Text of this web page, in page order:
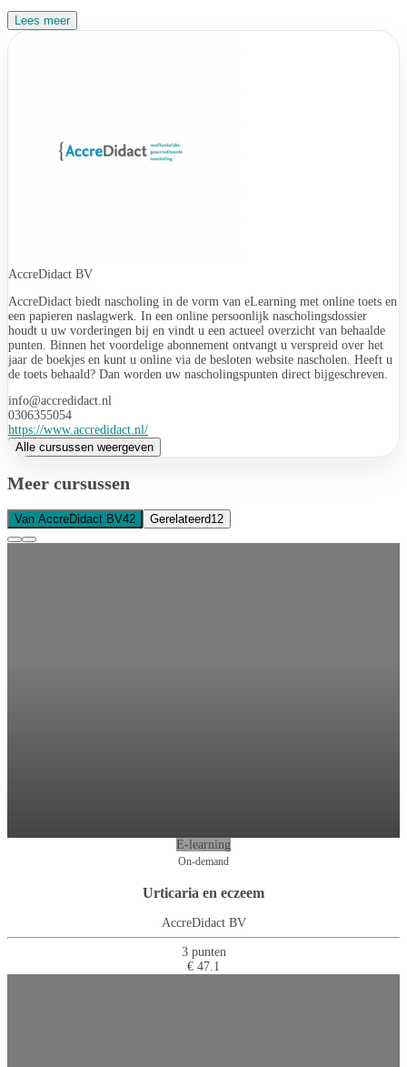
Lees meer
AccreDidact BV
AccreDidact biedt nascholing in de vorm van eLearning met online toets en
een papieren naslagwerk. In een online persoonlijk nascholingsdossier
houdt u uw vorderingen bij en vindt u een actueel overzicht van behaalde
punten. Binnen het voordelige abonnement ontvangt u verspreid over het
jaar de boekjes en kunt u online via de besloten website nascholen. Heeft u
de toets behaald? Dan worden uw nascholingspunten direct bijgeschreven.
info@accredidact.nl
0306355054
https://www.accredidact.nl/
Alle cursussen weergeven
Meer cursussen
Van AccreDidact BV42 Gerelateerd12
E-learning
On-demand
Urticaria en eczeem
AccreDidact BV
3 punten
€ 47.1